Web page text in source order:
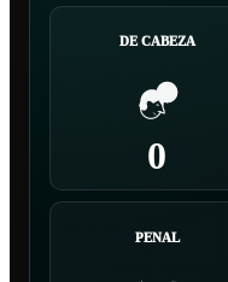
DE CABEZA
0
PENAL